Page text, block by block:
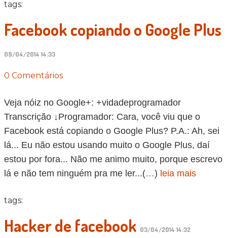
tags:
Facebook copiando o Google Plus
09/04/2014 14:33
0 Comentários
Veja nóiz no Google+: +vidadeprogramador
Transcrição ↓Programador: Cara, você viu que o
Facebook está copiando o Google Plus? P.A.: Ah, sei
lá... Eu não estou usando muito o Google Plus, daí
estou por fora... Não me animo muito, porque escrevo
lá e não tem ninguém pra me ler...(…) leia mais
tags:
Hacker de facebook 03/04/2014 14:32